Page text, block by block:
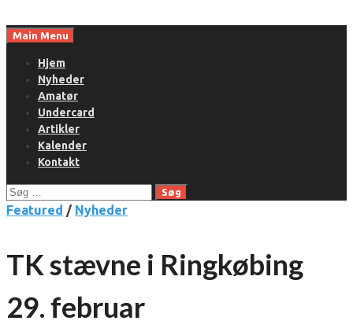
toMain Menu
Hjem
Nyheder
Amatør
Undercard
Artikler
Kalender
Kontakt
Søg
efter:
Featured / Nyheder
TK stævne i Ringkøbing
29. februar